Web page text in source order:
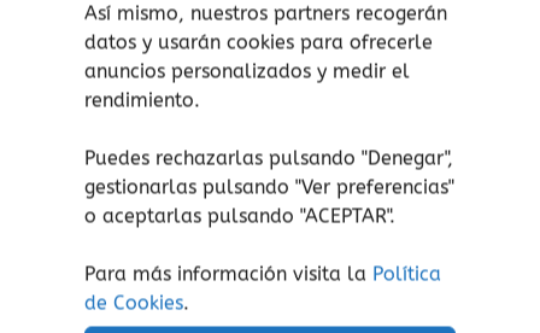
Así mismo, nuestros partners recogerán
datos y usarán cookies para ofrecerle
anuncios personalizados y medir el
rendimiento.
Puedes rechazarlas pulsando "Denegar",
gestionarlas pulsando "Ver preferencias"
o aceptarlas pulsando "ACEPTAR".
Para más información visita la Política
de Cookies.
También repelen el agua y los gérmenes, por lo
que, además de facilitar su limpieza, los
juguetes Dëna garantizan la máxima higiene y
Las posibilidades de juego de Dëna están
exentas de inconvenientes como golpes, cortes,
ruido o la rotura del propio juguete como
consecuencia de caídas, lanzamientos o